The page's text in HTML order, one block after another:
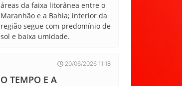
áreas da faixa litorânea entre o
Maranhão e a Bahia; interior da
região segue com predomínio de
sol e baixa umidade.
20/06/2026 11:18
O TEMPO E A